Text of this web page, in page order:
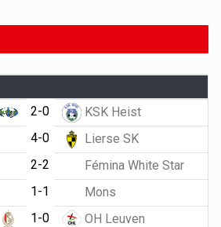
2-0
KSK Heist
4-0
Lierse SK
2-2
Fémina White Star
1-1
Mons
1-0
OH Leuven